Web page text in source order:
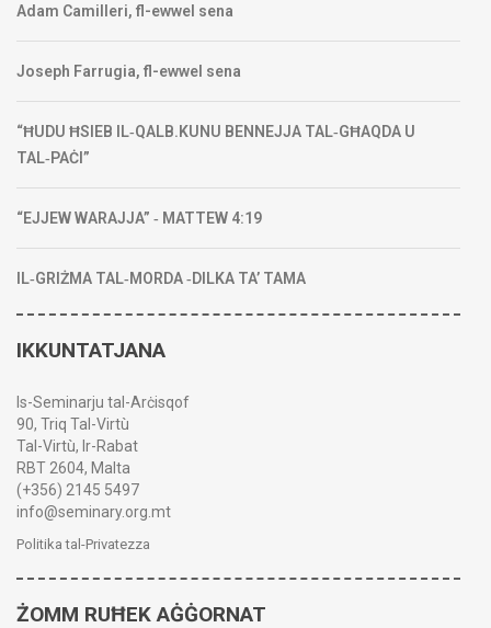
Adam Camilleri, fl-ewwel sena
Joseph Farrugia, fl-ewwel sena
“ĦUDU ĦSIEB IL‑QALB.KUNU BENNEJJA TAL‑GĦAQDA U
TAL‑PAĊI”
“EJJEW WARAJJA” ‑ MATTEW 4:19
IL‑GRIŻMA TAL‑MORDA ‑DILKA TA’ TAMA
IKKUNTATJANA
Is-Seminarju tal-Arċisqof
90, Triq Tal-Virtù
Tal-Virtù, Ir-Rabat
RBT 2604, Malta
(+356) 2145 5497
info@seminary.org.mt
Politika tal-Privatezza
ŻOMM RUĦEK AĠĠORNAT